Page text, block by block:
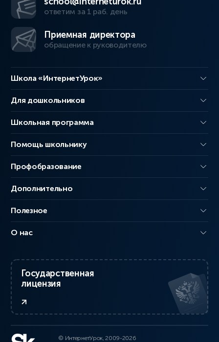
ответим за 1 раб. день
Приемная директора
обращение к руководителю
Школа «ИнтернетУрок»
Для дошкольников
Школьная программа
Помощь школьнику
Профобразование
Дополнительно
Полезное
О нас
Государственная
лицензия
© ИнтернетУрок, 2009-2026